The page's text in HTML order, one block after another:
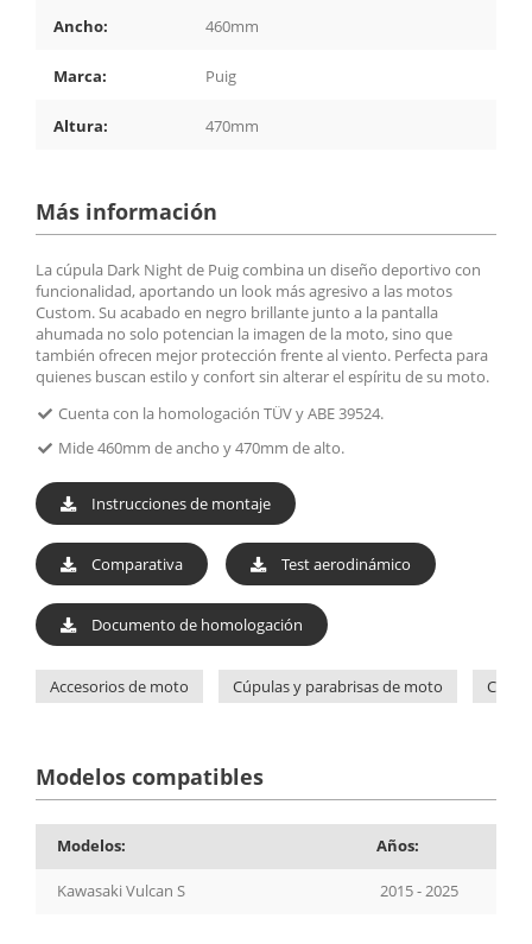
Ancho: 460mm
Marca: Puig
Altura: 470mm
Más información
La cúpula Dark Night de Puig combina un diseño deportivo con
funcionalidad, aportando un look más agresivo a las motos
Custom. Su acabado en negro brillante junto a la pantalla
ahumada no solo potencian la imagen de la moto, sino que
también ofrecen mejor protección frente al viento. Perfecta para
quienes buscan estilo y confort sin alterar el espíritu de su moto.
Cuenta con la homologación TÜV y ABE 39524.
Mide 460mm de ancho y 470mm de alto.
Instrucciones de montaje
Comparativa Test aerodinámico
Documento de homologación
Accesorios de moto Cúpulas y parabrisas de moto
Modelos compatibles
Modelos: Años:
Kawasaki Vulcan S 2015 - 2025